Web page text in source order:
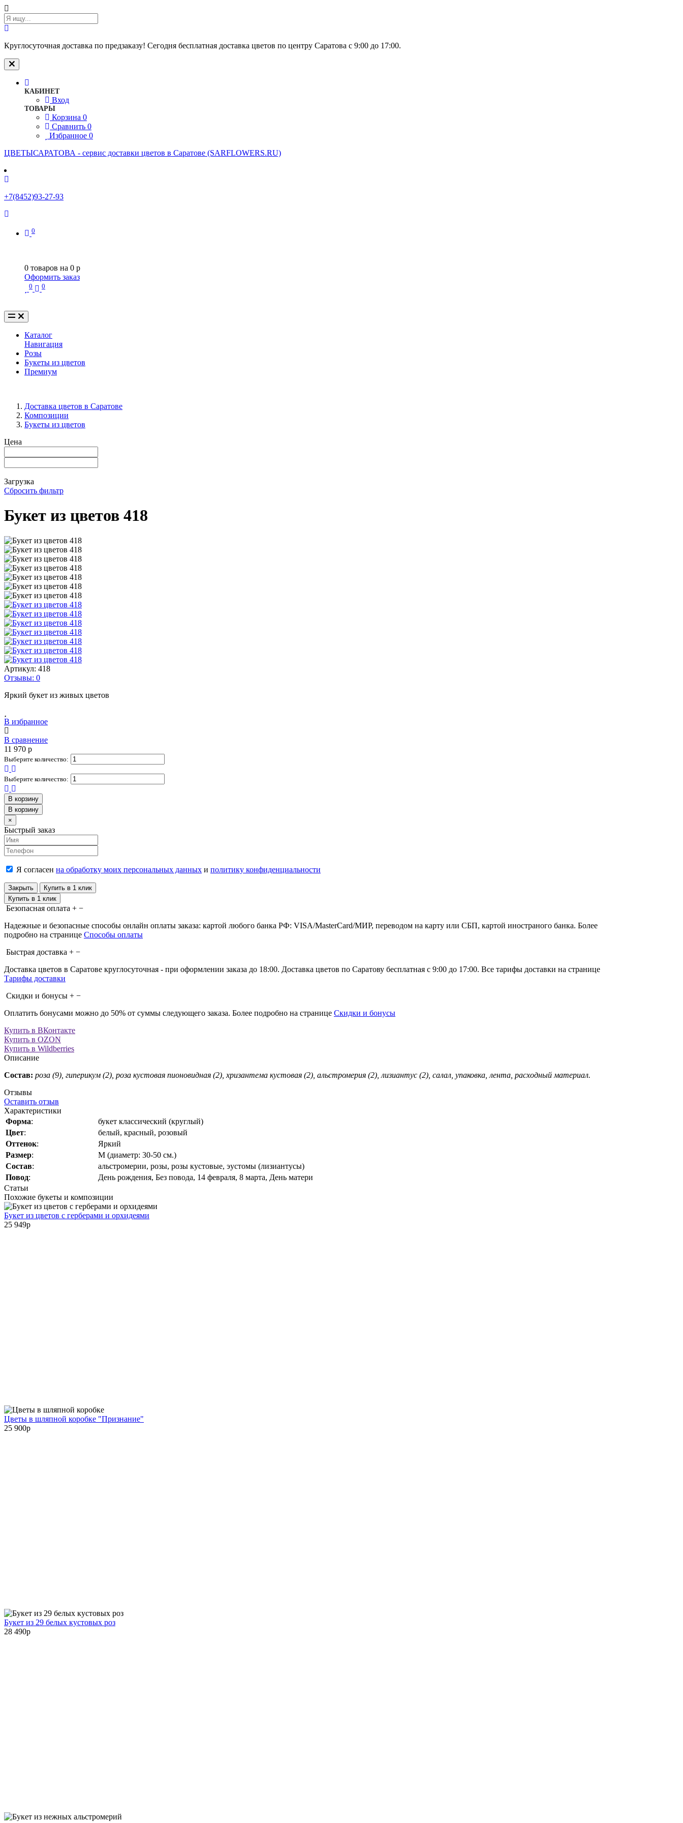
Круглосуточная доставка по предзаказу! Сегодня бесплатная доставка цветов по центру Саратова с 9:00 до 17:00.
КАБИНЕТ
Вход
ТОВАРЫ
Корзина 0
Сравнить 0
Избранное 0
ЦВЕТЫСАРАТОВА - cервис доставки цветов в Саратове (SARFLOWERS.RU)
+7(8452)93-27-93
0
0 товаров на 0 p
Оформить заказ
0 0
Каталог
Навигация
Розы
Букеты из цветов
Премиум
Доставка цветов в Саратове
Композиции
Букеты из цветов
Цена
Загрузка
Сбросить фильтр
Букет из цветов 418
Артикул: 418
Отзывы: 0
Яркий букет из живых цветов
В избранное
В сравнение
11 970 p
Выберите количество:
Выберите количество:
В корзину
В корзину
×
Быстрый заказ
Я согласен на обработку моих персональных данных и политику конфиденциальности
Закрыть
Купить в 1 клик
Купить в 1 клик
Безопасная оплата + −
Надежные и безопасные способы онлайн оплаты заказа: картой любого банка РФ: VISA/MasterCard/МИР, переводом на карту или СБП, картой иностраного банка. Более
подробно на странице Способы оплаты
Быстрая доставка + −
Доставка цветов в Саратове круглосуточная - при оформлении заказа до 18:00. Доставка цветов по Саратову бесплатная с 9:00 до 17:00. Все тарифы доставки на странице
Тарифы доставки
Скидки и бонусы + −
Оплатить бонусами можно до 50% от суммы следующего заказа. Более подробно на странице Скидки и бонусы
Купить в ВКонтакте
Купить в OZON
Купить в Wildberries
Описание
Состав: роза (9), гиперикум (2), роза кустовая пионовидная (2), хризантема кустовая (2), альстромерия (2), лизиантус (2), салал, упаковка, лента, расходный материал.
Отзывы
Оставить отзыв
Характеристики
Форма:
букет классический (круглый)
Цвет:
белый, красный, розовый
Оттенок:
Яркий
Размер:
M (диаметр: 30-50 см.)
Состав:
альстромерии, розы, розы кустовые, эустомы (лизиантусы)
Повод:
День рождения, Без повода, 14 февраля, 8 марта, День матери
Статьи
Похожие букеты и композиции
Букет из цветов с герберами и орхидеями
25 949p
Цветы в шляпной коробке "Признание"
25 900p
Букет из 29 белых кустовых роз
28 490p